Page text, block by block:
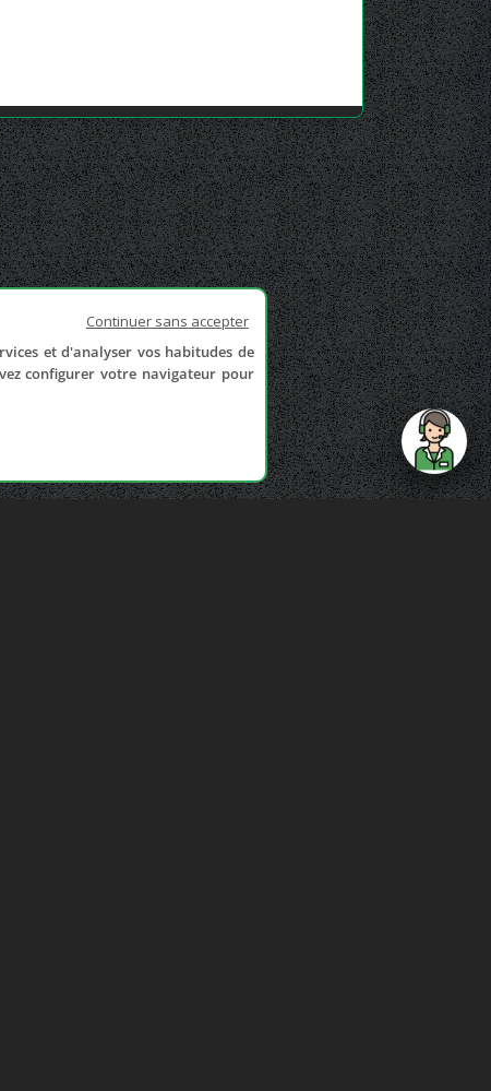
Continuer sans accepter
et d'analyser vos habitudes de
configurer votre navigateur pour